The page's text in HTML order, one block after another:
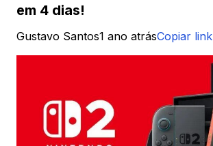
em 4 dias!
Gustavo Santos1 ano atrásCopiar link